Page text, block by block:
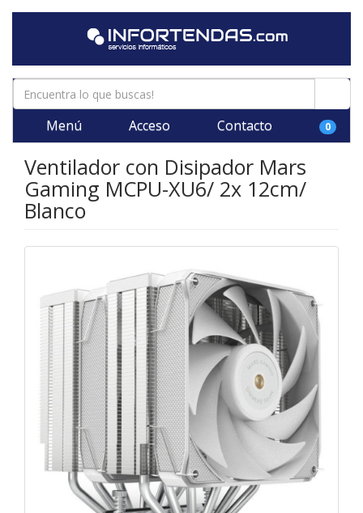
Menú Acceso Contacto 0
Ventilador con Disipador Mars
Gaming MCPU-XU6/ 2x 12cm/
Blanco